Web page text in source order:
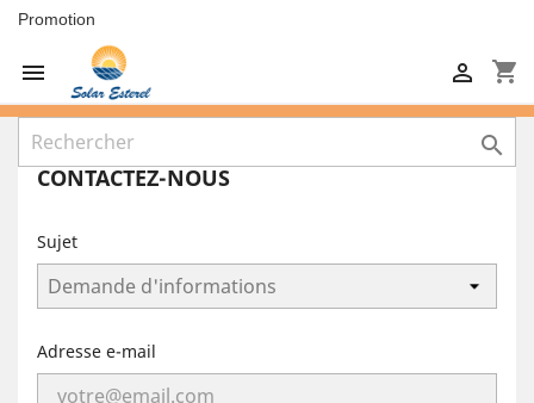
Promotion
 shopping_cart


CONTACTEZ-NOUS
Sujet
Adresse e-mail